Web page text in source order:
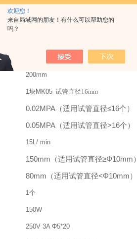
欢迎您！
来自局域网的朋友！有什么可以帮助您的
吗？
±0.1
≤±0.5℃
200mm
1块MK05试管直径16mm
0.02MPA（适用试管直径≤16个）
0.05MPA（适用试管直径>16个）
15L/ min
150mm（适用试管直径≥Φ10mm）
80mm（适用试管直径<Φ10mm）
1个
150W
250V 3A Φ5*20